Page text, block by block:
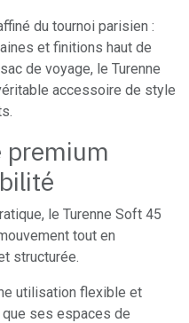
du tournoi parisien :
et finitions haut de
de voyage, le Turenne
accessoire de style
premium
le Turenne Soft 45
tout en
structurée.
utilisation flexible et
ses espaces de